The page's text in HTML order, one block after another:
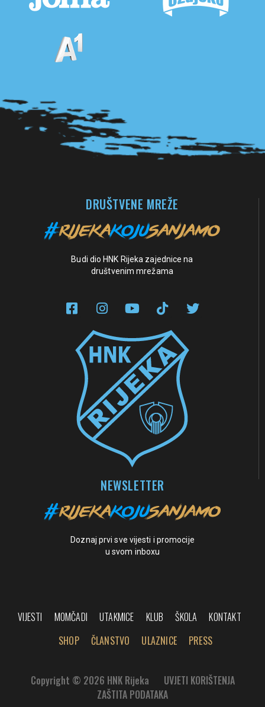
DRUŠTVENE MREŽE
Budi dio HNK Rijeka zajednice na
društvenim mrežama
NEWSLETTER
Doznaj prvi sve vijesti i promocije
u svom inboxu
VIJESTI MOMČADI UTAKMICE KLUB ŠKOLA
KONTAKT
SHOP
ČLANSTVO ULAZNICE PRESS
Copyright © 2026 HNK Rijeka
UVJETI KORIŠTENJA
ZAŠTITA PODATAKA